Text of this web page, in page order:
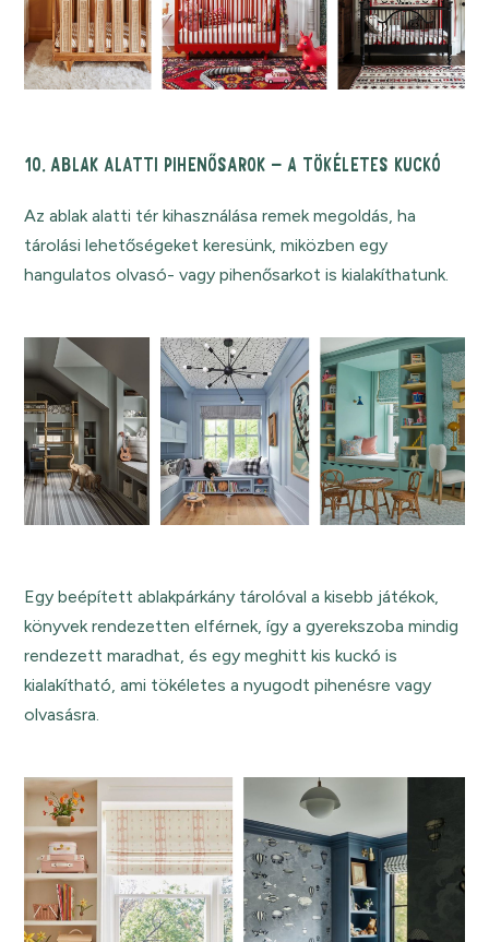
10. ABLAK ALATTI PIHENŐSAROK – A TÖKÉLETES KUCKÓ
Az ablak alatti tér kihasználása remek megoldás, ha
tárolási lehetőségeket keresünk, miközben egy
hangulatos olvasó- vagy pihenősarkot is kialakíthatunk.
Egy beépített ablakpárkány tárolóval a kisebb játékok,
könyvek rendezetten elférnek, így a gyerekszoba mindig
rendezett maradhat, és egy meghitt kis kuckó is
kialakítható, ami tökéletes a nyugodt pihenésre vagy
olvasásra.